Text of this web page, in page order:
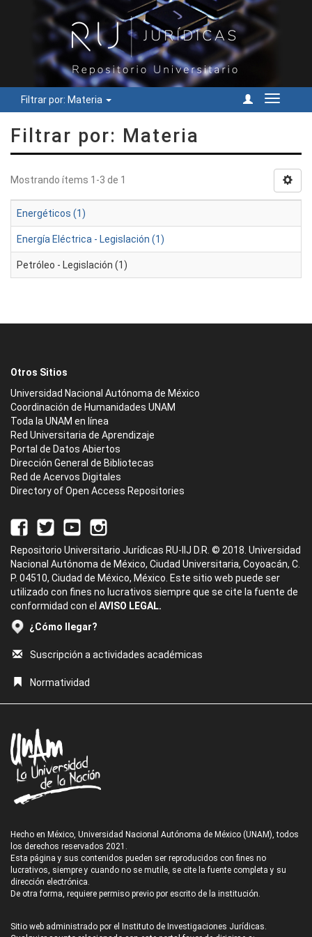
Filtrar por: Materia
Cambiar
Filtrar por: Materia
Mostrando ítems 1-3 de 1
Energéticos (1)
Energía Eléctrica - Legislación (1)
Petróleo - Legislación (1)
Otros Sitios
Universidad Nacional Autónoma de México
Coordinación de Humanidades UNAM
Toda la UNAM en línea
Red Universitaria de Aprendizaje
Portal de Datos Abiertos
Dirección General de Bibliotecas
Red de Acervos Digitales
Directory of Open Access Repositories
Repositorio Universitario Jurídicas RU-IIJ D.R. © 2018. Universidad
Nacional Autónoma de México, Ciudad Universitaria, Coyoacán, C.
P. 04510, Ciudad de México, México. Este sitio web puede ser
utilizado con fines no lucrativos siempre que se cite la fuente de
conformidad con el AVISO LEGAL.
¿Cómo llegar?
Suscripción a actividades académicas
Normatividad
Hecho en México, Universidad Nacional Autónoma de México (UNAM), todos
los derechos reservados 2021.
Esta página y sus contenidos pueden ser reproducidos con fines no
lucrativos, siempre y cuando no se mutile, se cite la fuente completa y su
dirección electrónica.
De otra forma, requiere permiso previo por escrito de la institución.
Sitio web administrado por el Instituto de Investigaciones Jurídicas.